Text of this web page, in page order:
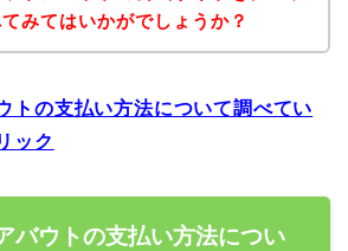
みてはいかがでしょうか？
トの支払い方法について調べてい
ック
バウトの支払い方法につい